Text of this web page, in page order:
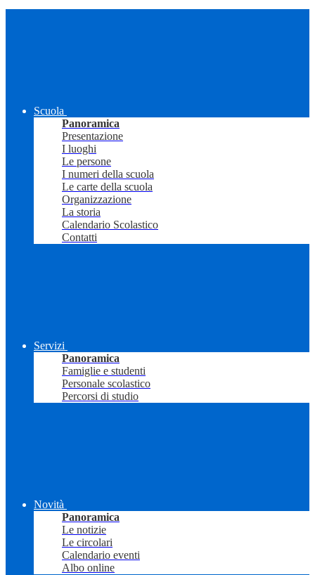
Scuola
Panoramica
Presentazione
I luoghi
Le persone
I numeri della scuola
Le carte della scuola
Organizzazione
La storia
Calendario Scolastico
Contatti
Servizi
Panoramica
Famiglie e studenti
Personale scolastico
Percorsi di studio
Novità
Panoramica
Le notizie
Le circolari
Calendario eventi
Albo online